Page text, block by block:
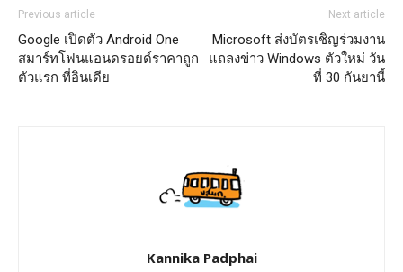
Previous article
Google เปิดตัว Android One
สมาร์ทโฟนแอนดรอยด์ราคาถูก
ตัวแรก ที่อินเดีย
Next article
Microsoft ส่งบัตรเชิญร่วมงาน
แถลงข่าว Windows ตัวใหม่ วัน
ที่ 30 กันยานี้
Kannika Padphai